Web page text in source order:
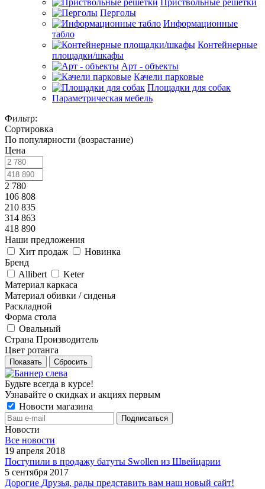
Приствольные решетки
Перголы
Информационные
табло
Контейнерные
площадки/шкафы
Арт - объекты
Качели парковые
Площадки для собак
Параметрическая мебель
Фильтр:
Сортировка
По популярности (возрастание)
Цена
2 780
106 808
210 835
314 863
418 890
Наши предложения
Хит продаж
Новинка
Бренд
Allibert
Keter
Материал каркаса
Материал обивки / сиденья
Раскладной
Форма стола
Овальный
Страна Производитель
Цвет ротанга
Показать Сбросить
Будьте всегда в курсе!
Узнавайте о скидках и акциях первым
Новости магазина
Новости
Все новости
19 апреля 2018
Поступили в продажу батуты Swollen из Швейцарии
5 сентября 2017
Дорогие Друзья, рады представить вам наш новый сайт!